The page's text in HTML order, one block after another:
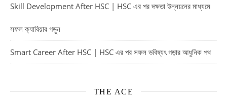
Skill Development After HSC | HSC এর পর দক্ষতা উন্নয়নের মাধ্যমে
সফল ক্যারিয়ার গড়ুন
Smart Career After HSC | HSC এর পর সফল ভবিষ্যৎ গড়ার আধুনিক পথ
THE ACE